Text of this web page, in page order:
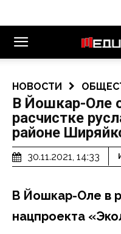
НОВОСТИ
В Йошкар-Оле
расчистке
районе
30.11.2021, 14:33
В Йошкар-Оле в
нацпроекта